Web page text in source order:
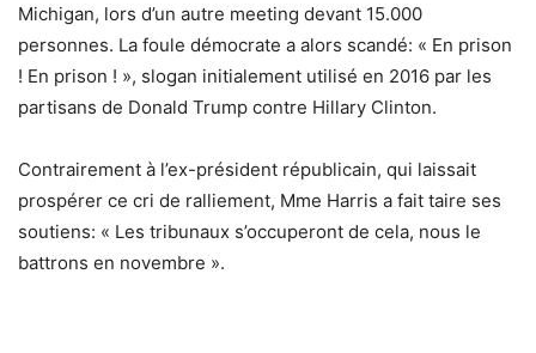
Michigan, lors d’un autre meeting devant 15.000
personnes. La foule démocrate a alors scandé: « En prison
! En prison ! », slogan initialement utilisé en 2016 par les
partisans de Donald Trump contre Hillary Clinton.
Contrairement à l’ex-président républicain, qui laissait
prospérer ce cri de ralliement, Mme Harris a fait taire ses
soutiens: « Les tribunaux s’occuperont de cela, nous le
battrons en novembre ».